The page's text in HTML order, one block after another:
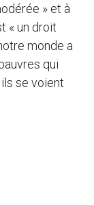
» et à
« un droit
monde a
qui
ils se voient